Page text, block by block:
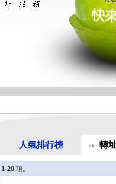
人氣排行榜 轉
1-20 項。